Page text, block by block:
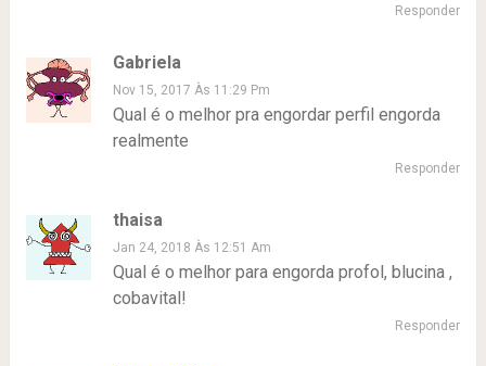
Responder
Gabriela
Nov 15, 2017 Às 11:29 Pm
Qual é o melhor pra engordar perfil engorda
realmente
Responder
thaisa
Jan 24, 2018 Às 12:51 Am
Qual é o melhor para engorda profol, blucina ,
cobavital!
Responder